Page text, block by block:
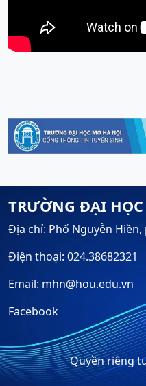
TRƯỜNG ĐẠI
Địa chỉ: Phố Nguyễn
Điện thoại: 024.38682321
Email: mhn@hou.edu.vn
Facebook
Quyền riêng